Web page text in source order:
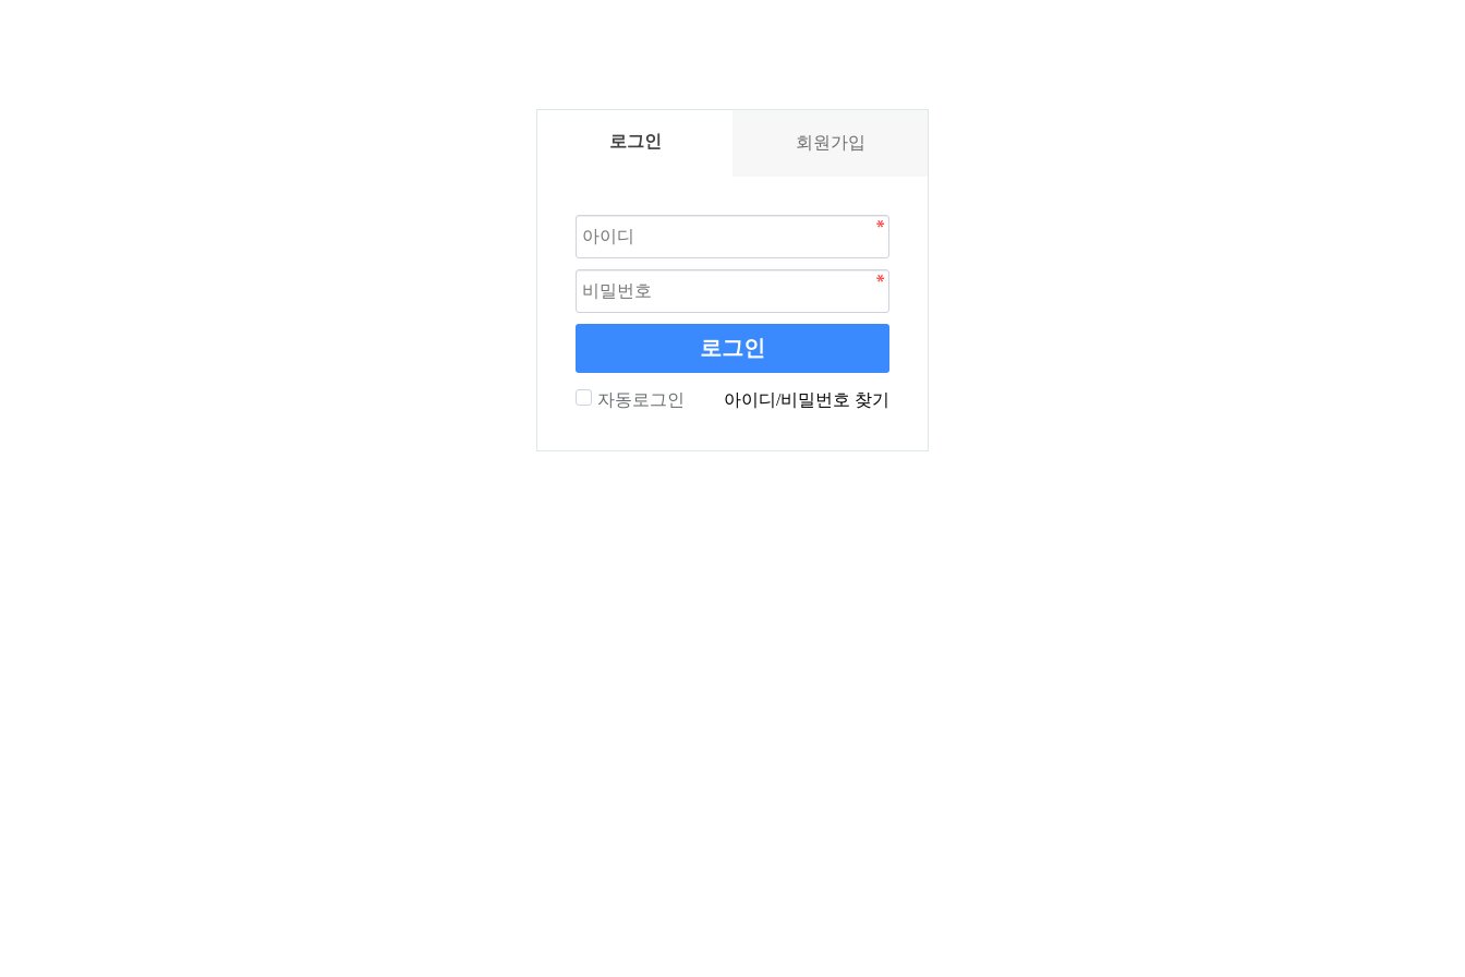
로그인 회원가입
로그인
자동로그인 아이디/비밀번호 찾기